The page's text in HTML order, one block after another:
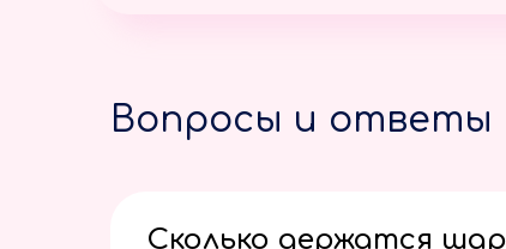
Вопросы и ответы
Сколько держатся